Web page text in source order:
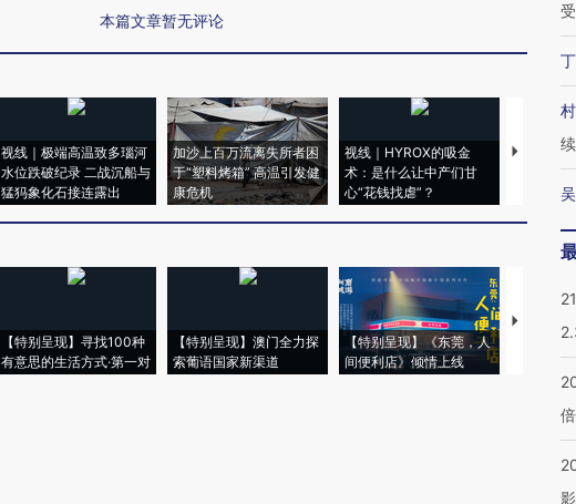
本篇文章暂无评论
视线｜极端高温致多瑙河
水位跌破纪录 二战沉船与
猛犸象化石接连露出
加沙上百万流离失所者困
于“塑料烤箱” 高温引发健
康危机
视线｜HYROX的吸金
术：是什么让中产们甘
心“花钱找虐”？
马航飞行
粒摇头
【特别呈现】寻找100种
有意思的生活方式·第一对
【特别呈现】澳门全力探
索葡语国家新渠道
【特别呈现】《东莞，人
间便利店》倾情上线
【推广】
会，让
倍